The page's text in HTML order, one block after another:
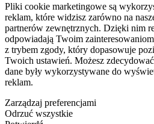
Pliki cookie marketingowe są
reklam, które widzisz zarówno na
partnerów zewnętrznych. Dzięki nim
odpowiadają Twoim
z trybem zgody, który dopasowuje
Twoich ustawień. Możesz
dane były wykorzystywane do
reklam.
Zarządzaj preferencjami
Odrzuć wszystkie